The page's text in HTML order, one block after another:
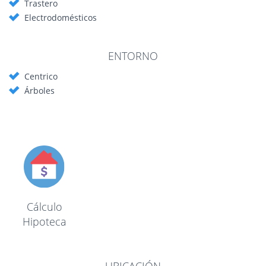
Trastero
Electrodomésticos
ENTORNO
Centrico
Árboles
Cálculo
Hipoteca